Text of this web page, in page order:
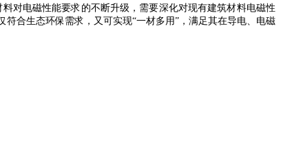
对电磁性能要求的不断升级，需要深化对现有建筑材料电磁性
符合生态环保需求，又可实现“一材多用”，满足其在导电、电磁